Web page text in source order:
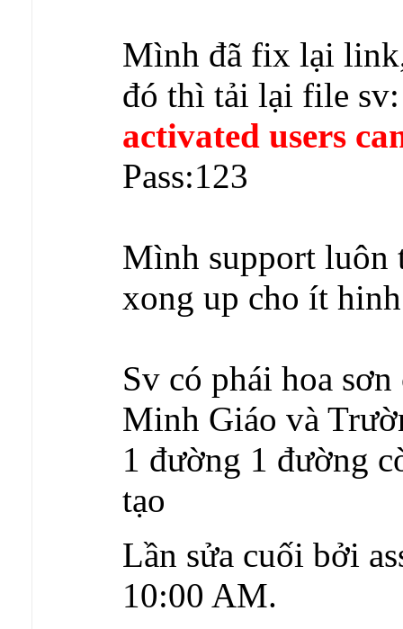
Mình đã fix lại
đó thì tải lại file
activated users
Pass:123
Mình support luôn
xong up cho ít
Sv có phái hoa
Minh Giáo và
1 đường 1 đường
tạo
Lần sửa cuối bởi
10:00 AM.